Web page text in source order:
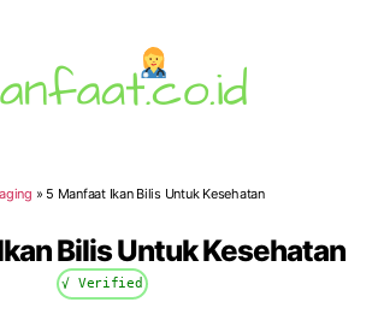
» 5 Manfaat Ikan Bilis Untuk Kesehatan
Bilis Untuk Kesehatan
√ Verified